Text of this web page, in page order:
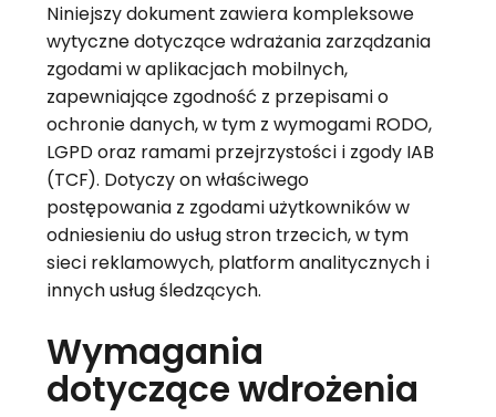
Niniejszy dokument zawiera kompleksowe
wytyczne dotyczące wdrażania zarządzania
zgodami w aplikacjach mobilnych,
zapewniające zgodność z przepisami o
ochronie danych, w tym z wymogami RODO,
LGPD oraz ramami przejrzystości i zgody IAB
(TCF). Dotyczy on właściwego
postępowania z zgodami użytkowników w
odniesieniu do usług stron trzecich, w tym
sieci reklamowych, platform analitycznych i
innych usług śledzących.
Wymagania
dotyczące wdrożenia